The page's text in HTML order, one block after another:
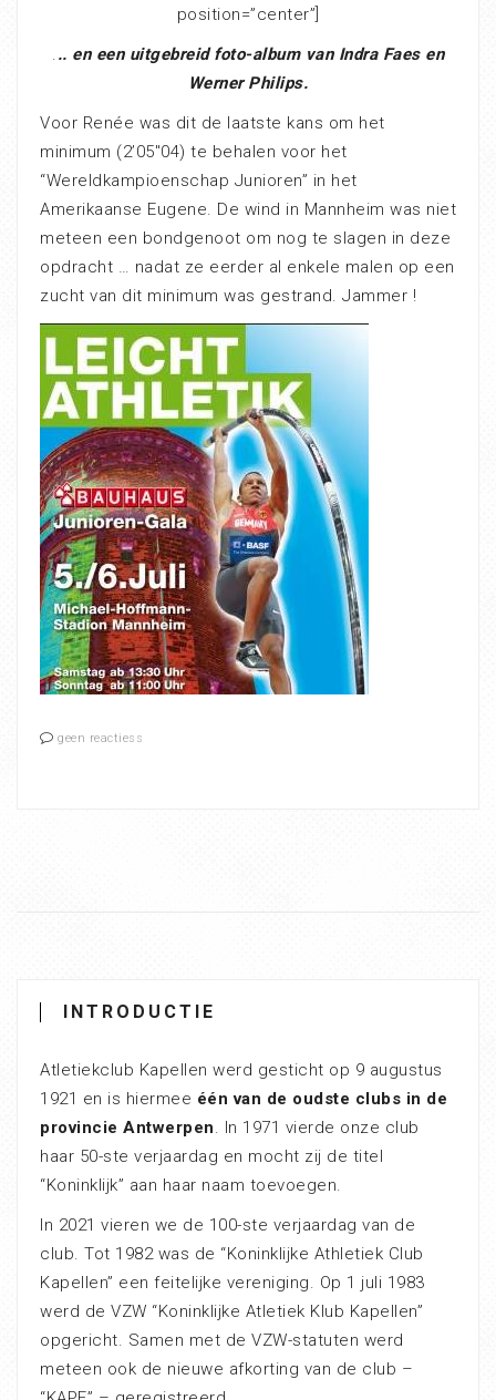
position=”center”]
... en een uitgebreid foto-album van Indra Faes en
Werner Philips.
Voor Renée was dit de laatste kans om het
minimum (2’05″04) te behalen voor het
“Wereldkampioenschap Junioren” in het
Amerikaanse Eugene. De wind in Mannheim was niet
meteen een bondgenoot om nog te slagen in deze
opdracht … nadat ze eerder al enkele malen op een
zucht van dit minimum was gestrand. Jammer !
geen reactiess
INTRODUCTIE
Atletiekclub Kapellen werd gesticht op 9 augustus
1921 en is hiermee één van de oudste clubs in de
provincie Antwerpen. In 1971 vierde onze club
haar 50-ste verjaardag en mocht zij de titel
“Koninklijk” aan haar naam toevoegen.
In 2021 vieren we de 100-ste verjaardag van de
club. Tot 1982 was de “Koninklijke Athletiek Club
Kapellen” een feitelijke vereniging. Op 1 juli 1983
werd de VZW “Koninklijke Atletiek Klub Kapellen”
opgericht. Samen met de VZW-statuten werd
meteen ook de nieuwe afkorting van de club –